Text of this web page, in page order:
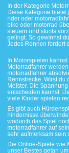
In der Kategorie
Diese Kategorie
rider oder
bike oder motorrad
steuern und stunts
gelingt. So gewinnst
Jedes Rennen fordert
In Motorspielen
Motorradfahrer
motorradfahrer
Rennstrecke. Wirst
Meister. Die
entscheiden kannst.
viele Kinder spielen
Es gibt auch
hindernisse
wodurch das Spiel
motorradfahrer auf
sehr aufmerksam sein
Die Online-Spiele wie
unser Bestes getan